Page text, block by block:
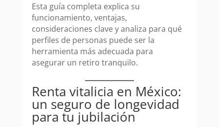
Esta guía completa explica su
funcionamiento, ventajas,
consideraciones clave y analiza para qué
perfiles de personas puede ser la
herramienta más adecuada para
asegurar un retiro tranquilo.
Renta vitalicia en México:
un seguro de longevidad
para tu jubilación